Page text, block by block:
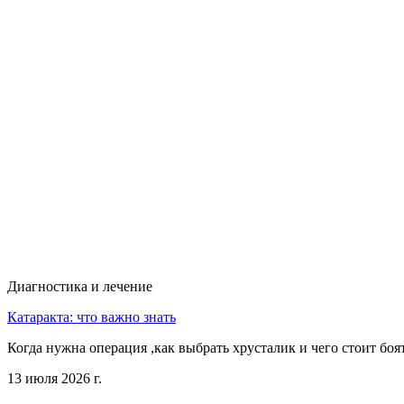
Диагностика и лечение
Катаракта: что важно знать
Когда нужна операция ,как выбрать хрусталик и чего стоит
13 июля 2026 г.